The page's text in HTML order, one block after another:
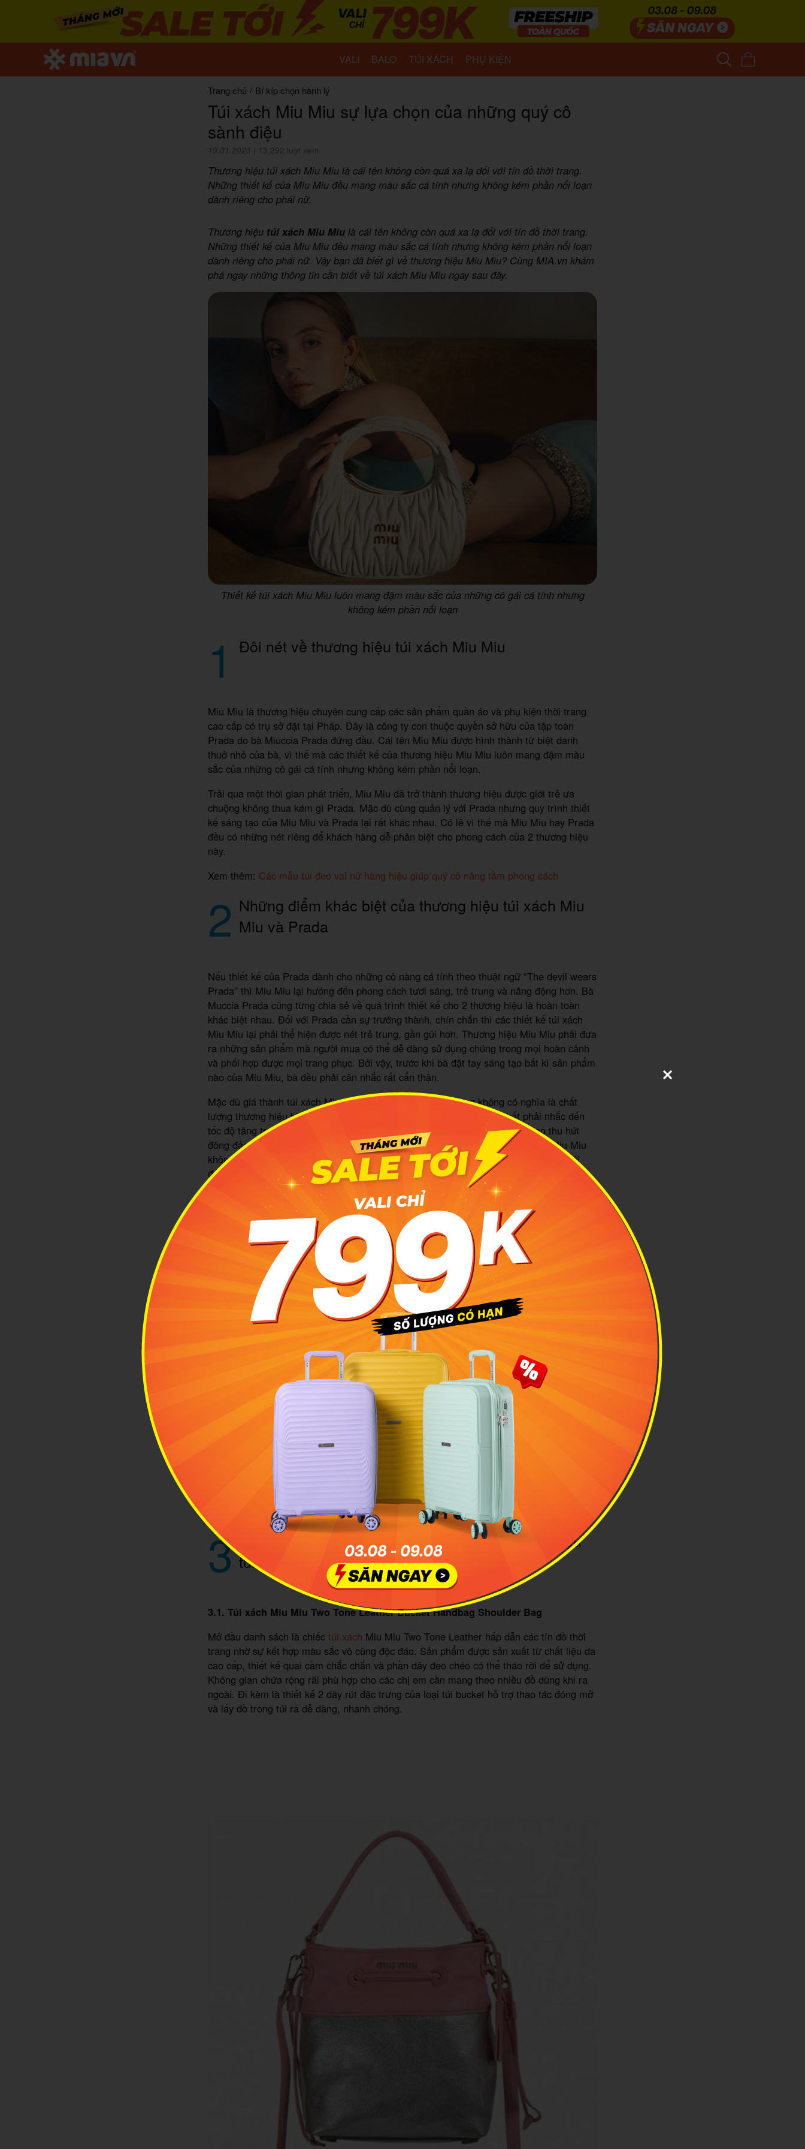
VALI BALO TÚI XÁCH PHỤ KIỆN
Trang chủ / Bí kíp chọn hành lý
Túi xách Miu Miu sự lựa chọn của những quý cô
sành điệu
19.01.2023 13,292 lượt xem
Thương hiệu túi xách Miu Miu là cái tên không còn quá xa lạ đối với tín đồ thời trang.
Những thiết kế của Miu Miu đều mang màu sắc cá tính nhưng không kém phần nổi loạn
dành riêng cho phái nữ.
Thương hiệu túi xách Miu Miu là cái tên không còn quá xa lạ đối với tín đồ thời trang.
Những thiết kế của Miu Miu đều mang màu sắc cá tính nhưng không kém phần nổi loạn
dành riêng cho phái nữ. Vậy bạn đã biết gì về thương hiệu Miu Miu? Cùng MIA.vn khám
phá ngay những thông tin cần biết về túi xách Miu Miu ngay sau đây.
Thiết kế túi xách Miu Miu luôn mang đậm màu sắc của những cô gái cá tính nhưng
không kém phần nổi loạn
1 Đôi nét về thương hiệu túi xách Miu Miu
Miu Miu là thương hiệu chuyên cung cấp các sản phẩm quần áo và phụ kiện thời trang
cao cấp có trụ sở đặt tại Pháp. Đây là công ty con thuộc quyền sở hữu của tập toàn
Prada do bà Miuccia Prada đứng đầu. Cái tên Miu Miu được hình thành từ biệt danh
thuở nhỏ của bà, vì thế mà các thiết kế của thương hiệu Miu Miu luôn mang đậm màu
sắc của những cô gái cá tính nhưng không kém phần nổi loạn.
Trải qua một thời gian phát triển, Miu Miu đã trở thành thương hiệu được giới trẻ ưa
chuộng không thua kém gì Prada. Mặc dù cùng quản lý với Prada nhưng quy trình thiết
kế sáng tạo của Miu Miu và Prada lại rất khác nhau. Có lẽ vì thế mà Miu Miu hay Prada
đều có những nét riêng để khách hàng dễ phân biệt cho phong cách của 2 thương hiệu
này.
Xem thêm: Các mẫu túi đeo vai nữ hàng hiệu giúp quý cô nâng tầm phong cách
2 Những điểm khác biệt của thương hiệu túi xách Miu
Miu và Prada
Nếu thiết kế của Prada dành cho những cô nàng cá tính theo thuật ngữ “The devil wears
Prada” thì Miu Miu lại hướng đến phong cách tươi sáng, trẻ trung và năng động hơn. Bà
Muccia Prada cũng từng chia sẻ về quá trình thiết kế cho 2 thương hiệu là hoàn toàn
khác biệt nhau. Đối với Prada cần sự trưởng thành, chín chắn thì các thiết kế túi xách
Miu Miu lại phải thể hiện được nét trẻ trung, gần gũi hơn. Thương hiệu Miu Miu phải đưa
ra những sản phẩm mà người mua có thể dễ dàng sử dụng chúng trong mọi hoàn cảnh
và phối hợp được mọi trang phục. Bởi vậy, trước khi bà đặt tay sáng tạo bất kì sản phẩm
nào của Miu Miu, bà đều phải cân nhắc rất cẩn thận.
Mặc dù giá thành túi xách Miu Miu luôn rẻ hơn Prada, nhưng không có nghĩa là chất
lượng thương hiệu bị lép vế trước “người chị cả” cùng nhà. Nổi bật nhất phải nhắc đến
tốc độ tăng trưởng đáng ngạc nhiên với nhiều mẫu thiết kế độc đáo, sáng tạo thu hút
đông đảo tín đồ yêu thời trang, đặc biệt là những cô gái trẻ. Những sản phẩm Miu Miu
không chỉ đánh dấu cho sự thời thượng mà nó còn mang xu hướng thời trang thế giới
đến gần hơn phái đẹp, làm nổi bật lên cá tính và nội hàm bên trong mỗi người. Có thể
nói, túi xách Miu Miu đã và đang thu hút được sự quan tâm của đông đảo tín đồ đam mê
thời trang, giúp thương hiệu ngày càng khẳng định tên tuổi trên thị trường thời trang thế
Thương hiệu túi xách Miu Miu và Prada có gì khác biệt?
3
Điểm qua những thiết kế kinh điển của thương hiệu
túi xách Miu Miu
3.1. Túi xách Miu Miu Two Tone Leather Bucket Handbag Shoulder Bag
Mở đầu danh sách là chiếc túi xách Miu Miu Two Tone Leather hấp dẫn các tín đồ thời
trang nhờ sự kết hợp màu sắc vô cùng độc đáo. Sản phẩm được sản xuất từ chất liệu da
cao cấp, thiết kế quai cầm chắc chắn và phần dây đeo chéo có thể tháo rời để sử dụng.
Không gian chứa rộng rãi phù hợp cho các chị em cần mang theo nhiều đồ dùng khi ra
ngoài. Đi kèm là thiết kế 2 dây rút đặc trưng của loại túi bucket hỗ trợ thao tác đóng mở
và lấy đồ trong túi ra dễ dàng, nhanh chóng.